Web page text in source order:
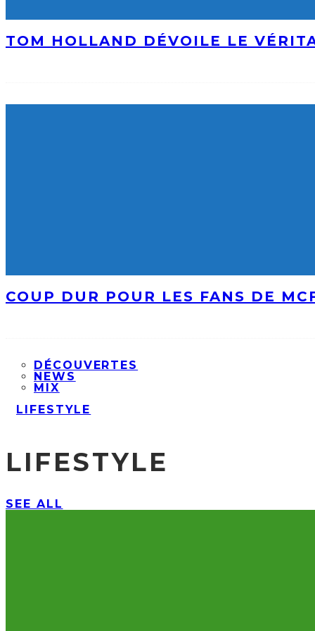
TOM HOLLAND DÉVOILE LE
COUP DUR POUR LES FANS DE
DÉCOUVERTES
NEWS
MIX
LIFESTYLE
LIFESTYLE
SEE ALL